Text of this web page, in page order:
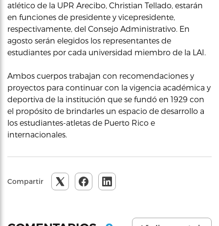
atlético de la UPR Arecibo, Christian Tellado, estarán
en funciones de presidente y vicepresidente,
respectivamente, del Consejo Administrativo. En
agosto serán elegidos los representantes de
estudiantes por cada universidad miembro de la LAI.
Ambos cuerpos trabajan con recomendaciones y
proyectos para continuar con la vigencia académica y
deportiva de la institución que se fundó en 1929 con
el propósito de brindarles un espacio de desarrollo a
los estudiantes-atletas de Puerto Rico e
internacionales.
Compartir